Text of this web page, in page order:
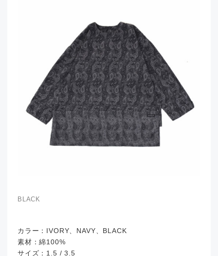
BLACK
カラー：IVORY、NAVY、BLACK
素材：綿100%
サイズ：1.5 / 3.5